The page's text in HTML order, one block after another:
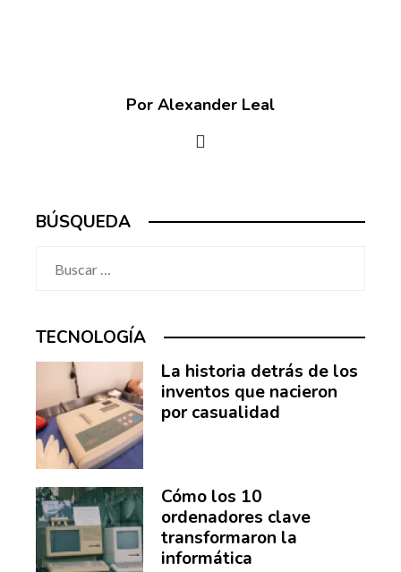
Por Alexander Leal
BÚSQUEDA
TECNOLOGÍA
La historia detrás de los
inventos que nacieron
por casualidad
Cómo los 10
ordenadores clave
transformaron la
informática